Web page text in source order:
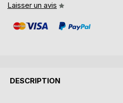
Laisser un avis
DESCRIPTION